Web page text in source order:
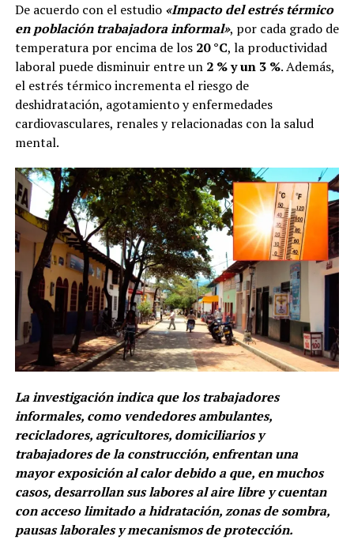
De acuerdo con el estudio «Impacto del estrés térmico
en población trabajadora informal», por cada grado de
temperatura por encima de los 20 °C, la productividad
laboral puede disminuir entre un 2 % y un 3 %. Además,
el estrés térmico incrementa el riesgo de
deshidratación, agotamiento y enfermedades
cardiovasculares, renales y relacionadas con la salud
mental.
La investigación indica que los trabajadores
informales, como vendedores ambulantes,
recicladores, agricultores, domiciliarios y
trabajadores de la construcción, enfrentan una
mayor exposición al calor debido a que, en muchos
casos, desarrollan sus labores al aire libre y cuentan
con acceso limitado a hidratación, zonas de sombra,
pausas laborales y mecanismos de protección.